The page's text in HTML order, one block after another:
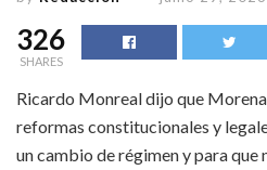
326
SHARES
Ricardo Monreal dijo que
reformas constitucionales y
un cambio de régimen y para que